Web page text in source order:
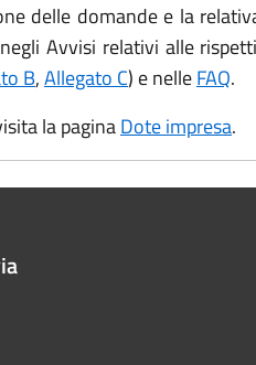
delle domande e la
Avvisi relativi alle
B,Allegato C) e nelleFAQ.
la paginaDote impresa.